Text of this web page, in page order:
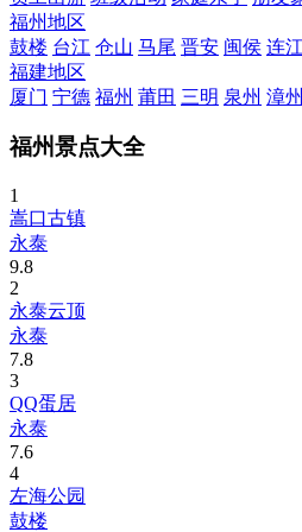
福州地区
鼓楼 台江 仓山 马尾 晋安 闽侯 连江
福建地区
厦门 宁德 福州 莆田 三明 泉州 漳州
福州景点大全
1
嵩口古镇
永泰
9.8
2
永泰云顶
永泰
7.8
3
QQ蛋居
永泰
7.6
4
左海公园
鼓楼